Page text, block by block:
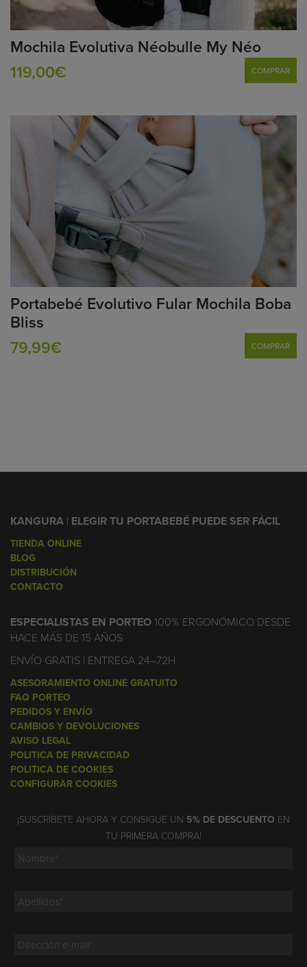
Mochila Evolutiva Néobulle My Néo
119,00€
COMPRAR
Portabebé Evolutivo Fular Mochila Boba
Bliss
79,99€
COMPRAR
KANGURA | ELEGIR TU PORTABEBÉ PUEDE SER FÁCIL
TIENDA ONLINE
BLOG
DISTRIBUCIÓN
CONTACTO
ESPECIALISTAS EN PORTEO100% ERGONÓMICO DESDE
HACE MÁS DE 15 AÑOS
ENVÍO GRATIS | ENTREGA 24–72H
ASESORAMIENTO ONLINE GRATUITO
FAQ PORTEO
PEDIDOS Y ENVÍO
CAMBIOS Y DEVOLUCIONES
AVISO LEGAL
POLITICA DE PRIVACIDAD
POLITICA DE COOKIES
CONFIGURAR COOKIES
¡SUSCRÍBETE AHORA Y CONSIGUE UN 5% DE DESCUENTO EN
TU PRIMERA COMPRA!